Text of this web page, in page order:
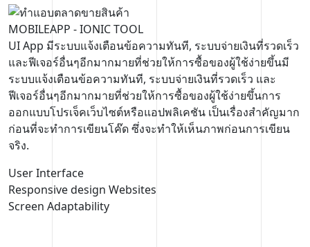
MOBILEAPP - IONIC TOOL
UI App มีระบบแจ้งเตือนข้อความทันที, ระบบจ่ายเงินที่รวดเร็ว
และฟีเจอร์อื่นๆอีกมากมายที่ช่วยให้การซื้อของผู้ใช้ง่ายขึ้นมี
ระบบแจ้งเตือนข้อความทันที, ระบบจ่ายเงินที่รวดเร็ว และ
ฟีเจอร์อื่นๆอีกมากมายที่ช่วยให้การซื้อของผู้ใช้ง่ายขึ้นการ
ออกแบบโปรเจ็คเว็บไซต์หรือแอปพลิเคชัน เป็นเรื่องสำคัญมาก
ก่อนที่จะทำการเขียนโค๊ด ซึ่งจะทำให้เห็นภาพก่อนการเขียน
จริง.
User Interface
Responsive design Websites
Screen Adaptability